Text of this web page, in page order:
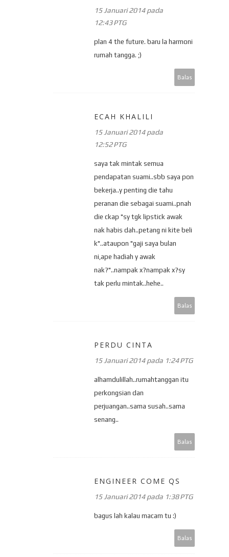
15 Januari 2014 pada
12:43 PTG
plan 4 the future. baru la harmoni
rumah tangga. ;)
Balas
ECAH KHALILI
15 Januari 2014 pada
12:52 PTG
saya tak mintak semua
pendapatan suami..sbb saya pon
bekerja..y penting die tahu
peranan die sebagai suami..pnah
die ckap "sy tgk lipstick awak
nak habis dah..petang ni kite beli
k"..ataupon "gaji saya bulan
ni,ape hadiah y awak
nak?"..nampak x?nampak x?sy
tak perlu mintak..hehe..
Balas
PERDU CINTA
15 Januari 2014 pada 1:24 PTG
alhamdulillah..rumahtanggan itu
perkongsian dan
perjuangan..sama susah..sama
senang..
Balas
ENGINEER COME QS
15 Januari 2014 pada 1:38 PTG
bagus lah kalau macam tu :)
Balas